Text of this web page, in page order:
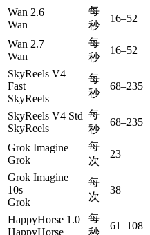
Wan 2.6
Wan
每
秒
16–52
Wan 2.7
Wan
每
秒
16–52
SkyReels V4
Fast
SkyReels
每
秒
68–235
SkyReels V4 Std
SkyReels
每
秒
68–235
Grok Imagine
Grok
每
次
23
Grok Imagine
10s
Grok
每
次
38
HappyHorse 1.0
HappyHorse
每
秒
61–108